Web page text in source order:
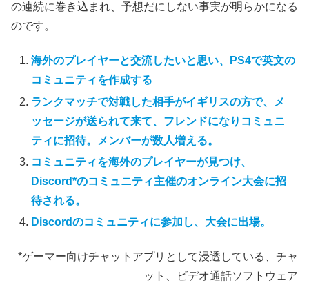
の連続に巻き込まれ、予想だにしない事実が明らかになる
のです。
海外のプレイヤーと交流したいと思い、PS4で英文の
コミュニティを作成する
ランクマッチで対戦した相手がイギリスの方で、メ
ッセージが送られて来て、フレンドになりコミュニ
ティに招待。メンバーが数人増える。
コミュニティを海外のプレイヤーが見つけ、
Discord*のコミュニティ主催のオンライン大会に招
待される。
Discordのコミュニティに参加し、大会に出場。
*ゲーマー向けチャットアプリとして浸透している、チャ
ット、ビデオ通話ソフトウェア